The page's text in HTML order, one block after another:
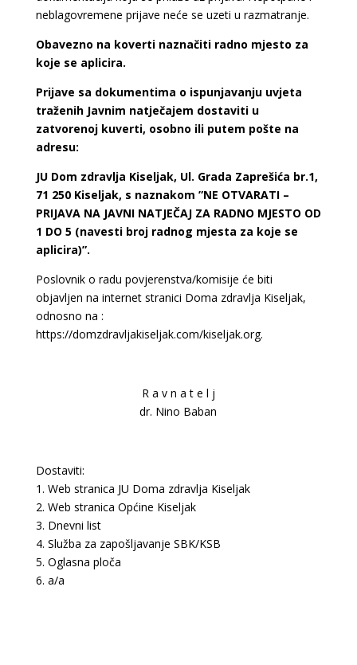
neblagovremene prijave neće se uzeti u razmatranje.
Obavezno na koverti naznačiti radno mjesto za
koje se aplicira.
Prijave sa dokumentima o ispunjavanju uvjeta
traženih Javnim natječajem dostaviti u
zatvorenoj kuverti, osobno ili putem pošte na
adresu:
JU Dom zdravlja Kiseljak, Ul. Grada Zaprešića br.1,
71 250 Kiseljak, s naznakom ”NE OTVARATI –
PRIJAVA NA JAVNI NATJEČAJ ZA RADNO MJESTO OD
1 DO 5 (navesti broj radnog mjesta za koje se
aplicira)”.
Poslovnik o radu povjerenstva/komisije će biti
objavljen na internet stranici Doma zdravlja Kiseljak,
odnosno na :
https://domzdravljakiseljak.com/kiseljak.org.
R a v n a t e l j
dr. Nino Baban
Dostaviti:
1. Web stranica JU Doma zdravlja Kiseljak
2. Web stranica Općine Kiseljak
3. Dnevni list
4. Služba za zapošljavanje SBK/KSB
5. Oglasna ploča
6. a/a